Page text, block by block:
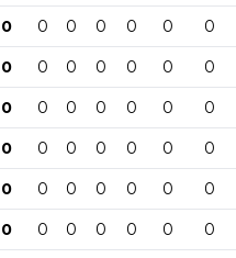
0 0 0 0 0 0 0
0 0 0 0 0 0 0
0 0 0 0 0 0 0
0 0 0 0 0 0 0
0 0 0 0 0 0 0
0 0 0 0 0 0 0